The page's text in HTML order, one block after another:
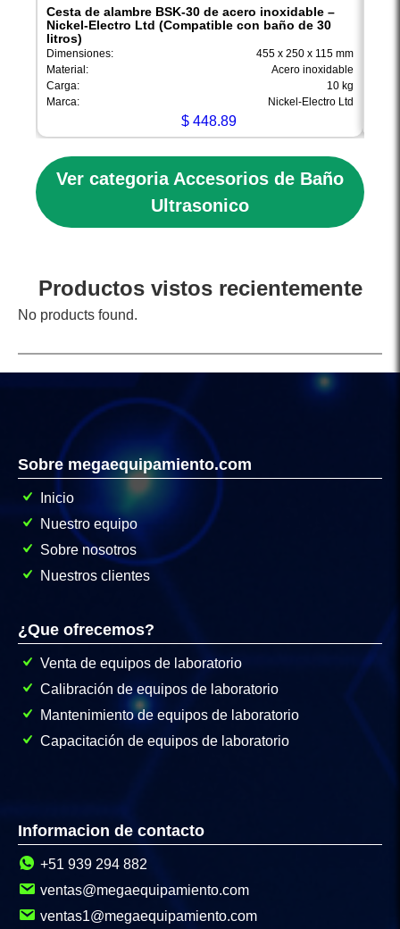
Cesta de alambre BSK-30 de acero inoxidable –
Nickel-Electro Ltd (Compatible con baño de 30
litros)
Dimensiones:
455 x 250 x 115 mm
Material:
Acero inoxidable
Carga:
10 kg
Marca:
Nickel-Electro Ltd
$ 448.89
Ver categoria Accesorios de Baño
Ultrasonico
Productos vistos recientemente
No products found.
Sobre megaequipamiento.com
Inicio
Nuestro equipo
Sobre nosotros
Nuestros clientes
¿Que ofrecemos?
Venta de equipos de laboratorio
Calibración de equipos de laboratorio
Mantenimiento de equipos de laboratorio
Capacitación de equipos de laboratorio
Informacion de contacto
+51 939 294 882
ventas@megaequipamiento.com
ventas1@megaequipamiento.com